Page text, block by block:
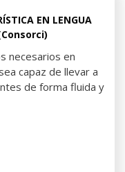
EN LENGUA
necesarios en
capaz de llevar a
de forma fluida y